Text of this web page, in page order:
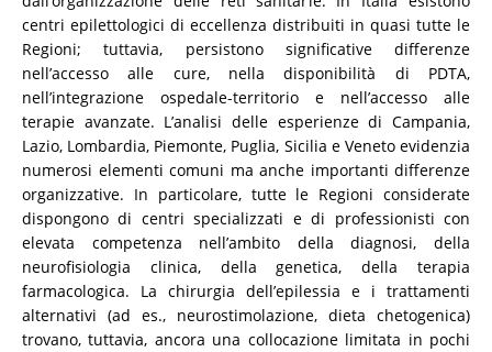
centri epilettologici di eccellenza distribuiti in quasi tutte le
Regioni; tuttavia, persistono significative differenze
nell’accesso alle cure, nella disponibilità di PDTA,
nell’integrazione ospedale-territorio e nell’accesso alle
terapie avanzate. L’analisi delle esperienze di Campania,
Lazio, Lombardia, Piemonte, Puglia, Sicilia e Veneto evidenzia
numerosi elementi comuni ma anche importanti differenze
organizzative. In particolare, tutte le Regioni considerate
dispongono di centri specializzati e di professionisti con
elevata competenza nell’ambito della diagnosi, della
neurofisiologia clinica, della genetica, della terapia
farmacologica. La chirurgia dell’epilessia e i trattamenti
alternativi (ad es., neurostimolazione, dieta chetogenica)
trovano, tuttavia, ancora una collocazione limitata in pochi